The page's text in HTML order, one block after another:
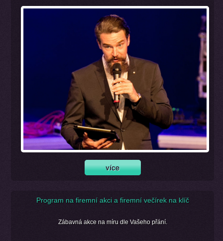
Program na firemní akci a firemní večírek na klíč
Zábavná akce na míru dle Vašeho přání.